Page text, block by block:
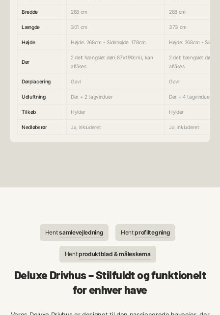
Bredde 288 cm 288 cm
Længde 301 cm 373 cm
Højde Højde: 268cm - Sidehøjde: 178cm Højde: 268cm -
Dør
2 delt hængslet dør( 87x190cm), kan
aflåses
2 delt hængslet dør(
aflåses
Dørplacering Gavl Gavl
Udluftning Dør + 2 tagvinduer Dør + 4 tagvinduer
Tilkøb Hylder Hylder
Nedløbsrør Ja, inkluderet Ja, inkluderet
Hentsamlevejledning Hentprofiltegning
Hentproduktblad & måleskema
Deluxe Drivhus – Stilfuldt og funktionelt
for enhver have